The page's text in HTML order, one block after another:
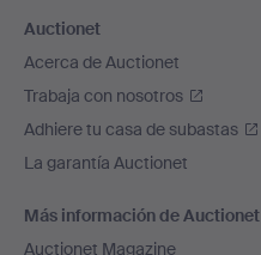
Auctionet
Acerca de Auctionet
Trabaja con nosotros
Adhiere tu casa de subastas
La garantía Auctionet
Más información de Auctionet
Auctionet Magazine